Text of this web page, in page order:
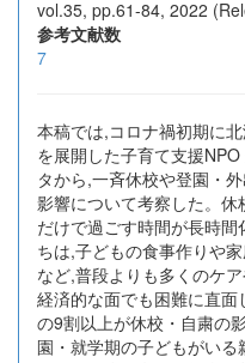
vol.35, pp.61-84, 2022
参考文献数
7
本稿では,コロナ禍初期に
を展開した子育て支援
タから,一斉休校や登園・
影響について考察した。
だけで過ごす時間が長時
ちは,子どもの食事作りや
など,普段よりも多くのケ
経済的な面でも困難に直
の9割以上が休校・自粛の
園・就学期の子どもがい